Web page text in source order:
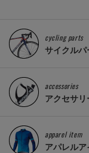
cycling parts
サイクルパ
accessories
アクセサリ
apparel item
アパレルア